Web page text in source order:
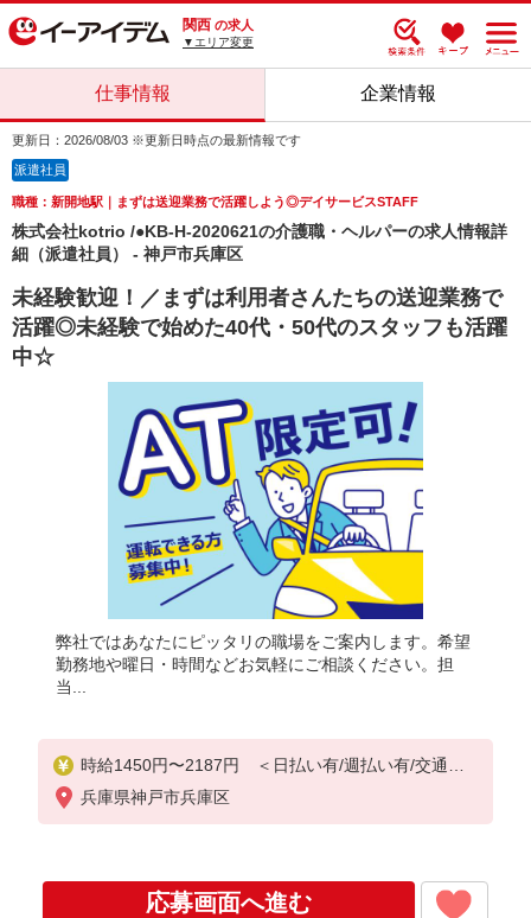
関西 の求人
▼エリア変更
仕事情報 企業情報
更新日：2026/08/03 ※更新日時点の最新情報です
派遣社員
職種：新開地駅｜まずは送迎業務で活躍しよう◎デイサービスSTAFF
株式会社kotrio /●KB-H-2020621の介護職・ヘルパーの求人情報詳
細（派遣社員） - 神戸市兵庫区
未経験歓迎！／まずは利用者さんたちの送迎業務で
活躍◎未経験で始めた40代・50代のスタッフも活躍
中☆
弊社ではあなたにピッタリの職場をご案内します。希望
勤務地や曜日・時間などお気軽にご相談ください。担
当...
時給1450円〜2187円 ＜日払い有/週払い有/交通費
全支給(ガソリン代含む)＞
兵庫県神戸市兵庫区
応募画面へ進む